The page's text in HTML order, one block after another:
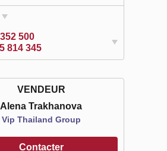
500
814 345
VENDEUR
Alena Trakhanova
Vip Thailand Group
Contacter